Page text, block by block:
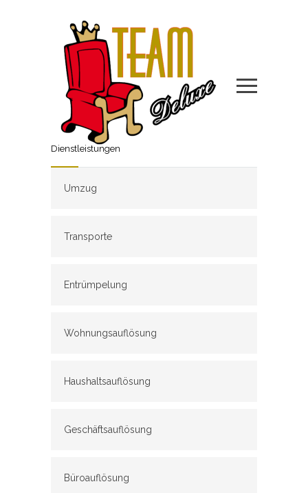
Dienstleistungen
Umzug
Transporte
Entrümpelung
Wohnungsauflösung
Haushaltsauflösung
Geschäftsauflösung
Büroauflösung